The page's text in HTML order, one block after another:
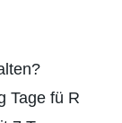
Tage fü R